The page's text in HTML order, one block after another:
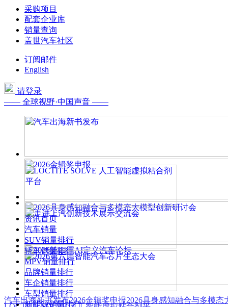
采购项目
配套企业库
销量查询
盖世汽车社区
订阅邮件
English
请登录
—— 全球视野·中国声音 ——
汽车出海新书发布2026金辑奖申报2026具身感知融合与多模态
资讯首页
汽车销量
SUV销量排行
轿车销量排行
MPV销量排行
品牌销量排行
车企销量排行
车型销量排行
新能源销量排行